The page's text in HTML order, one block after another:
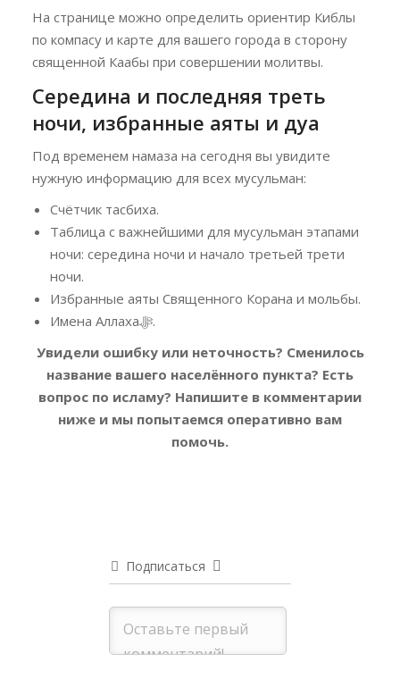
На странице можно определить ориентир Киблы
по компасу и карте для вашего города в сторону
священной Каабы при совершении молитвы.
Середина и последняя треть
ночи, избранные аяты и дуа
Под временем намаза на сегодня вы увидите
нужную информацию для всех мусульман:
Счётчик тасбиха.
Таблица с важнейшими для мусульман этапами
ночи: середина ночи и начало третьей трети
ночи.
Избранные аяты Священного Корана и мольбы.
Имена Аллахаﷻ.
Увидели ошибку или неточность? Сменилось
название вашего населённого пункта? Есть
вопрос по исламу? Напишите в комментарии
ниже и мы попытаемся оперативно вам
помочь.
Подписаться